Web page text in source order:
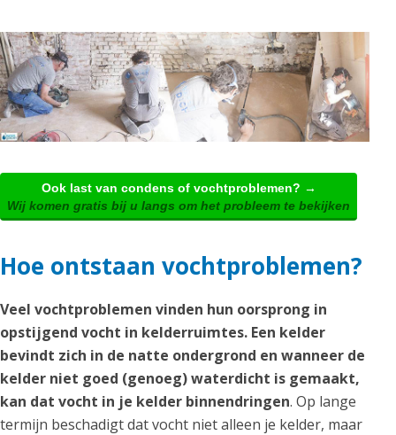
Ook last van condens of vochtproblemen? →
Wij komen gratis bij u langs om het probleem te bekijken
Hoe ontstaan vochtproblemen?
Veel vochtproblemen vinden hun oorsprong in
opstijgend vocht in kelderruimtes. Een kelder
bevindt zich in de natte ondergrond en wanneer de
kelder niet goed (genoeg) waterdicht is gemaakt,
kan dat vocht in je kelder binnendringen. Op lange
termijn beschadigt dat vocht niet alleen je kelder, maar